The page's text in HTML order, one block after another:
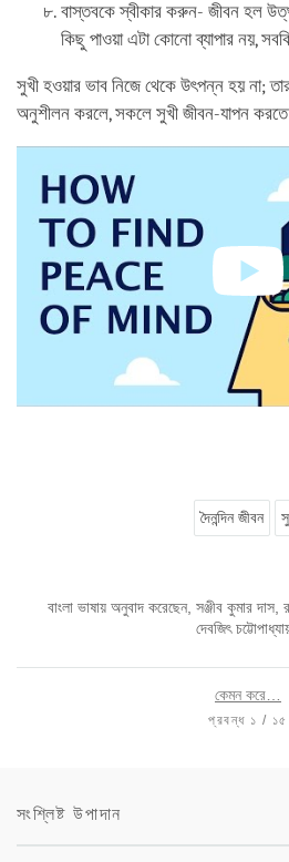
বাস্তবকে স্বীকার করুন- জীবন হল
কিছু পাওয়া এটা কোনো ব্যাপার নয়,
সুখী হওয়ার ভাব নিজে থেকে উৎপন্ন হয় না;
অনুশীলন করলে, সকলে সুখী জীবন-যাপন করতে
দৈনন্দিন জীবন
বাংলা ভাষায় অনুবাদ করেছেন, সঞ্জীব কুমার দাস,
দেবজিৎ
কেমন করে…
প্রবন্ধ ১ / ১৫
সংশ্লিষ্ট উপাদান